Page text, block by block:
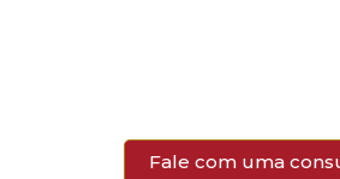
Fale com uma